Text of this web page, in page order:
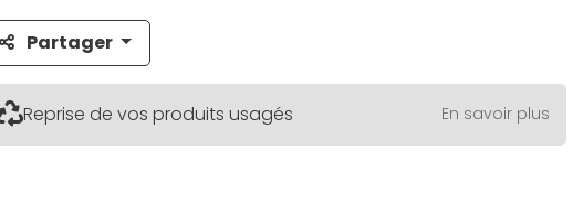
Partager
Reprise de vos produits usagés En savoir plus